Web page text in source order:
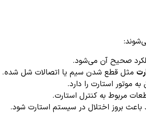
صحیح آن می‌شود.
مثل قطع شدن سیم یا اتصالات شل شده.
موتور استارت را دارد.
مربوط به کنترل استارت.
بروز اختلال در سیستم استارت شود.